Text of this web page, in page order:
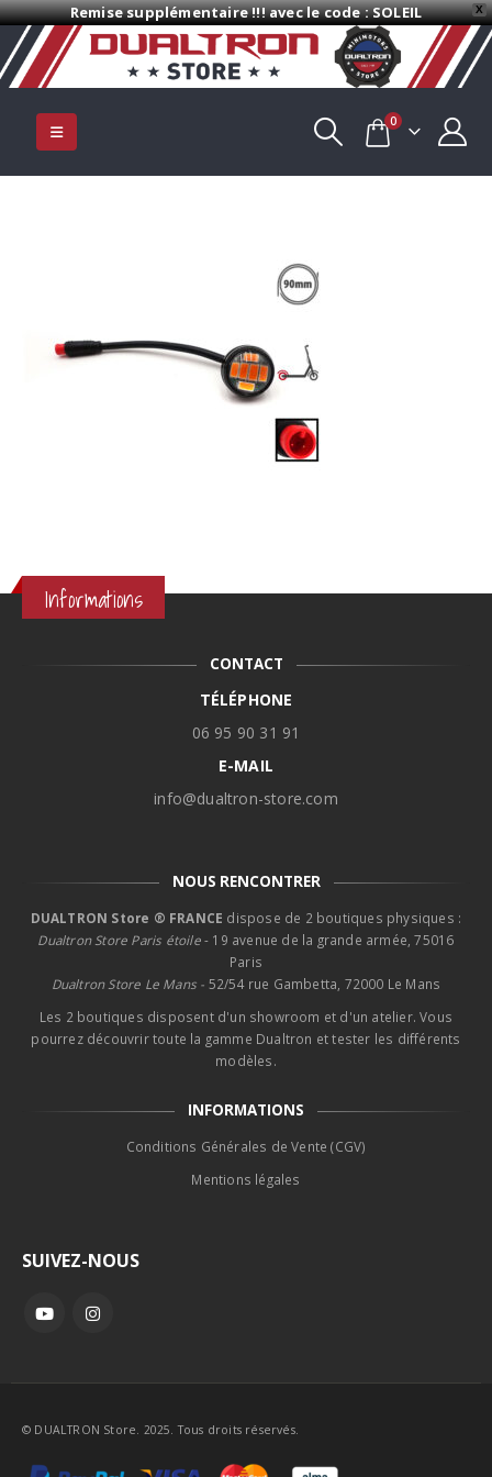
X
Remise supplémentaire !!! avec le code : SOLEIL
0
Informations
CONTACT
TÉLÉPHONE
06 95 90 31 91
E-MAIL
info@dualtron-store.com
NOUS RENCONTRER
DUALTRON Store ® FRANCE dispose de 2 boutiques physiques :
Dualtron Store Paris étoile- 19 avenue de la grande armée, 75016
Paris
Dualtron Store Le Mans - 52/54 rue Gambetta, 72000 Le Mans
Les 2 boutiques disposent d'un showroom et d'un atelier. Vous
pourrez découvrir toute la gamme Dualtron et tester les différents
modèles.
INFORMATIONS
Conditions Générales de Vente (CGV)
Mentions légales
SUIVEZ-NOUS
© DUALTRON Store. 2025. Tous droits réservés.